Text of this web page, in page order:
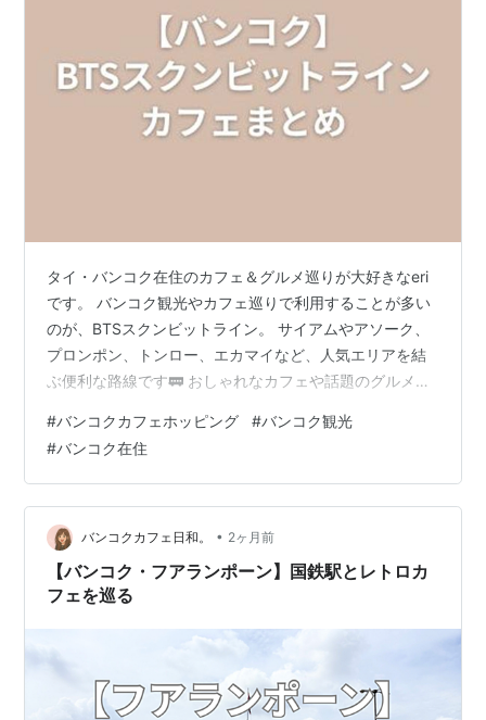
タイ・バンコク在住のカフェ＆グルメ巡りが大好きなeri
です。 バンコク観光やカフェ巡りで利用することが多い
のが、BTSスクンビットライン。 サイアムやアソーク、
プロンポン、トンロー、エカマイなど、人気エリアを結
ぶ便利な路線です🚃 おしゃれなカフェや話題のグルメ、
ろん、在住者にも人気のエリアがたくさんあります。 こ
の記事では、BTSスクンビットライン沿線で実際に訪れ
たカフェやおすすめスポットを駅ごとにまとめました☕️
気になるエリアからぜひチェックしてみてください✨
BTSスクンビットライン路線図 Siam（サイアム）周辺｜
カフェまとめ Asok…
#バンコクカフェホッピング #バンコク観光
#バンコク在住
バンコクカフェ日和。 • 2ヶ月前
【バンコク・フアランポーン】国鉄駅とレトロカ
フェを巡る